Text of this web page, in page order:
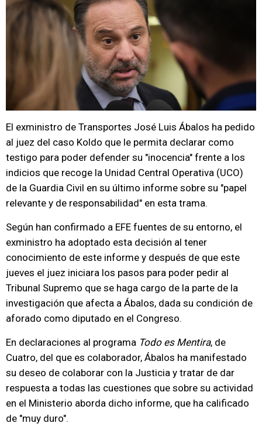
El exministro de Transportes José Luis Ábalos ha pedido
al juez del caso Koldo que le permita declarar como
testigo para poder defender su "inocencia" frente a los
indicios que recoge la Unidad Central Operativa (UCO)
de la Guardia Civil en su último informe sobre su "papel
relevante y de responsabilidad" en esta trama.
Según han confirmado a EFE fuentes de su entorno, el
exministro ha adoptado esta decisión al tener
conocimiento de este informe y después de que este
jueves el juez iniciara los pasos para poder pedir al
Tribunal Supremo que se haga cargo de la parte de la
investigación que afecta a Ábalos, dada su condición de
aforado como diputado en el Congreso.
En declaraciones al programa Todo es Mentira, de
Cuatro, del que es colaborador, Ábalos ha manifestado
su deseo de colaborar con la Justicia y tratar de dar
respuesta a todas las cuestiones que sobre su actividad
en el Ministerio aborda dicho informe, que ha calificado
de "muy duro".